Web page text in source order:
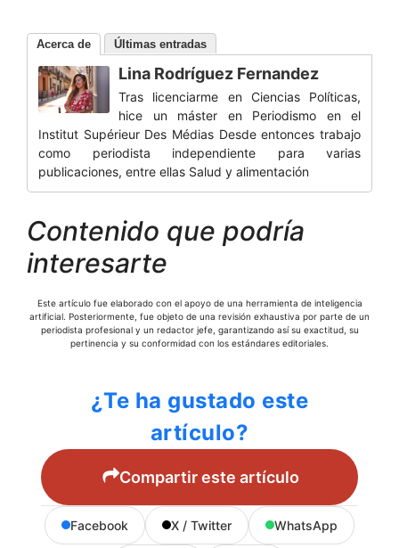
Acerca de Últimas entradas
Lina Rodríguez Fernandez
Tras licenciarme en Ciencias Políticas,
hice un máster en Periodismo en el
Institut Supérieur Des Médias Desde entonces trabajo
como periodista independiente para varias
publicaciones, entre ellas Salud y alimentación
Contenido que podría
interesarte
Este artículo fue elaborado con el apoyo de una herramienta de inteligencia
artificial. Posteriormente, fue objeto de una revisión exhaustiva por parte de un
periodista profesional y un redactor jefe, garantizando así su exactitud, su
pertinencia y su conformidad con los estándares editoriales.
¿Te ha gustado este
artículo?
Compartir este artículo
Facebook X / Twitter WhatsApp